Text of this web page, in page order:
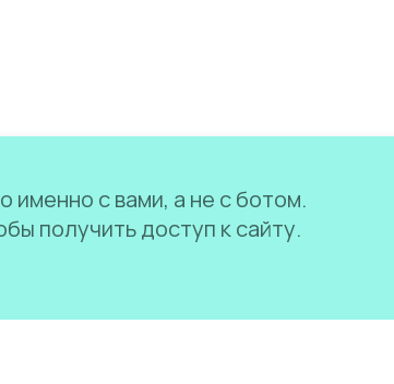
с вами, а не с ботом.
получить доступ к сайту.